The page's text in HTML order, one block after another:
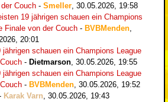
Couch - Smeller, 30.05.2026, 19:58
19 jährigen schauen ein Champions
Finale von der Couch - BVBMenden,
20:01
jährigen schauen ein Champions League
- Dietmarson, 30.05.2026, 19:55
jährigen schauen ein Champions League
- BVBMenden, 30.05.2026, 19:52
Karak Varn, 30.05.2026, 19:43